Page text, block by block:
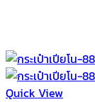
Quick View